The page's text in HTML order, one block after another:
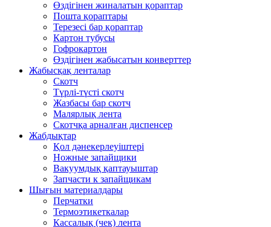
Өздігінен жиналатын қораптар
Пошта қораптары
Терезесі бар қораптар
Картон тубусы
Гофрокартон
Өздігінен жабысатын конверттер
Жабысқақ ленталар
Скотч
Түрлі-түсті скотч
Жазбасы бар скотч
Малярлық лента
Скотчқа арналған диспенсер
Жабдықтар
Қол дәнекерлеуіштері
Ножные запайщики
Вакуумдық қаптауыштар
Запчасти к запайщикам
Шығын материалдары
Перчатки
Термоэтикеткалар
Кассалық (чек) лента